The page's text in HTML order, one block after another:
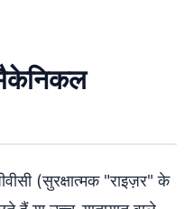
(सुरक्षात्मक "राइज़र" के